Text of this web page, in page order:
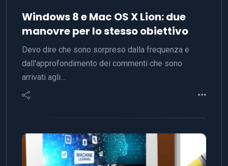
Windows 8 e Mac OS X Lion: due
manovre per lo stesso obiettivo
Devo dire che sono sorpreso dalla frequenza e
dall'approfondimento dei commenti che sono
arrivati agli…